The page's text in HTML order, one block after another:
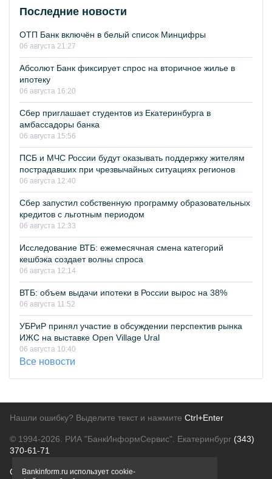
Последние новости
ОТП Банк включён в белый список Минцифры
06 августа 21:27
Абсолют Банк фиксирует спрос на вторичное жилье в
ипотеку
06 августа 16:20
Сбер приглашает студентов из Екатеринбурга в
амбассадоры банка
06 августа 15:56
ПСБ и МЧС России будут оказывать поддержку жителям
пострадавших при чрезвычайных ситуациях регионов
06 августа 12:40
Сбер запустил собственную программу образовательных
кредитов с льготным периодом
06 августа 12:33
Исследование ВТБ: ежемесячная смена категорий
кешбэка создает волны спроса
06 августа 12:14
ВТБ: объем выдачи ипотеки в России вырос на 38%
06 августа 11:52
УБРиР принял участие в обсуждении перспектив рынка
ИЖС на выставке Open Village Ural
06 августа 10:40
Все новости
Нашли ошибку? Выделите текст и нажмите Ctrl+Enter
© 1994-2026. РИА "БанкИнформСервис". Екатеринбург (343)
370-61-71
О проектеПолитика конфиденциальности
Bankinform.ru использует cookie-